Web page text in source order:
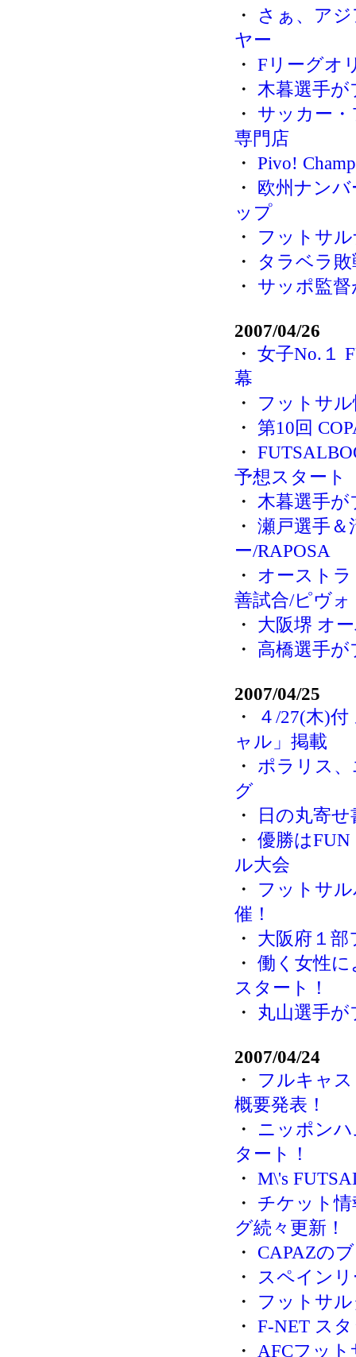
・
さぁ、ア
ヤー
・ Fリーグオ
・ 木暮選手
・ サッカー
専門店
・ Pivo!
・ 欧州ナン
ップ
・ フットサ
・
タラベラ
・ サッポ監
2007/04/26
・ 女子No.１
幕
・ フットサ
・ 第10回
・
予想スタート
・ 木暮選手
・ 瀬戸選手＆
ー/RAPOSA
・ オースト
善試合/ピヴォ
・ 大阪堺 オ
・ 高橋選手
2007/04/25
・
４/27(木)
ャル」掲載
・ ポラリス
グ
・
日の丸寄
・ 優勝は
ル大会
・ フットサ
催！
・ 大阪府１
・ 働く女性
スタート！
・ 丸山選手
2007/04/24
・ フルキャ
概要発表！
・ ニッポン
タート！
・ M\'s
・ チケット
グ続々更新！
・ CAPAZの
・
スペイン
・ フットサ
・ F-NET ス
・ AFCフッ